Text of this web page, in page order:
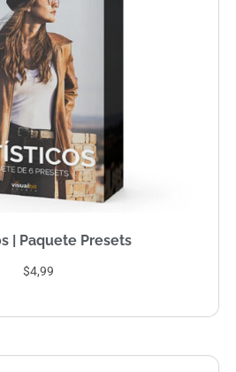
| Paquete Presets
$4,99